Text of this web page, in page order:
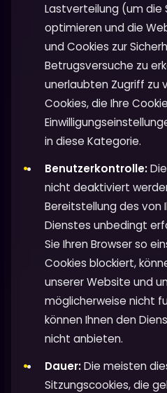
Lastverteilung (um die
optimieren und die
und Cookies zur
Betrugsversuche zu
unerlaubten Zugriff zu
Cookies, die Ihre
in diese Kategorie.
Benutzerkontrolle:
nicht deaktiviert
Bereitstellung des von
Dienstes unbedingt
Sie Ihren Browser so
Cookies blockiert,
unserer Website und
möglicherweise nicht
können Ihnen den
nicht anbieten.
Dauer:Die meisten
Sitzungscookies, die